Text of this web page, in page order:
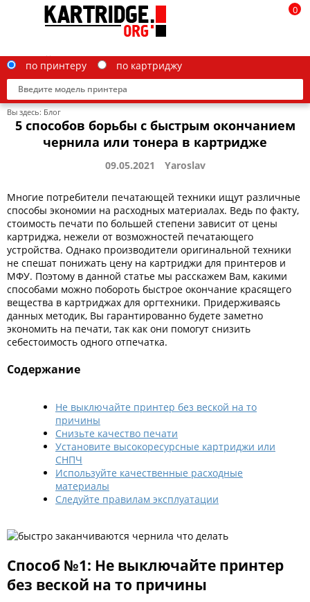
Canon
Epson
G&G
HP
IBM
Kodak
Konica Minolta
Kyocera
Panasonic
Ricoh
Samsung
Toshiba
Xerox
Для франкировальной машины
по принтеру по картриджу
0
Вы здесь: Блог
5 способов борьбы с быстрым окончанием
чернила или тонера в картридже
09.05.2021 Yaroslav
Многие потребители печатающей техники ищут различные
способы экономии на расходных материалах. Ведь по факту,
стоимость печати по большей степени зависит от цены
картриджа, нежели от возможностей печатающего
устройства. Однако производители оригинальной техники
не спешат понижать цену на картриджи для принтеров и
МФУ. Поэтому в данной статье мы расскажем Вам, какими
способами можно побороть быстрое окончание красящего
вещества в картриджах для оргтехники. Придерживаясь
данных методик, Вы гарантированно будете заметно
экономить на печати, так как они помогут снизить
себестоимость одного отпечатка.
Содержание
Не выключайте принтер без веской на то
причины
Снизьте качество печати
Установите высокоресурсные картриджи или
СНПЧ
Используйте качественные расходные
материалы
Следуйте правилам эксплуатации
Способ №1: Не выключайте принтер
без веской на то причины